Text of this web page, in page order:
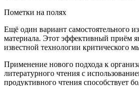
Пометки на полях
Ещё один вариант самостоятельного
материала. Этот эффективный приём
известной технологии критического
Применение нового подхода к
литературного чтения с
продуктивного чтения способствует